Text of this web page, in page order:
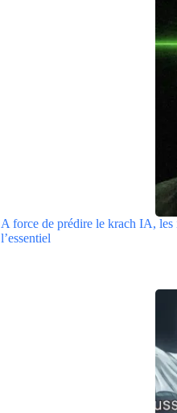
A force de prédire le krach IA, les
l’essentiel